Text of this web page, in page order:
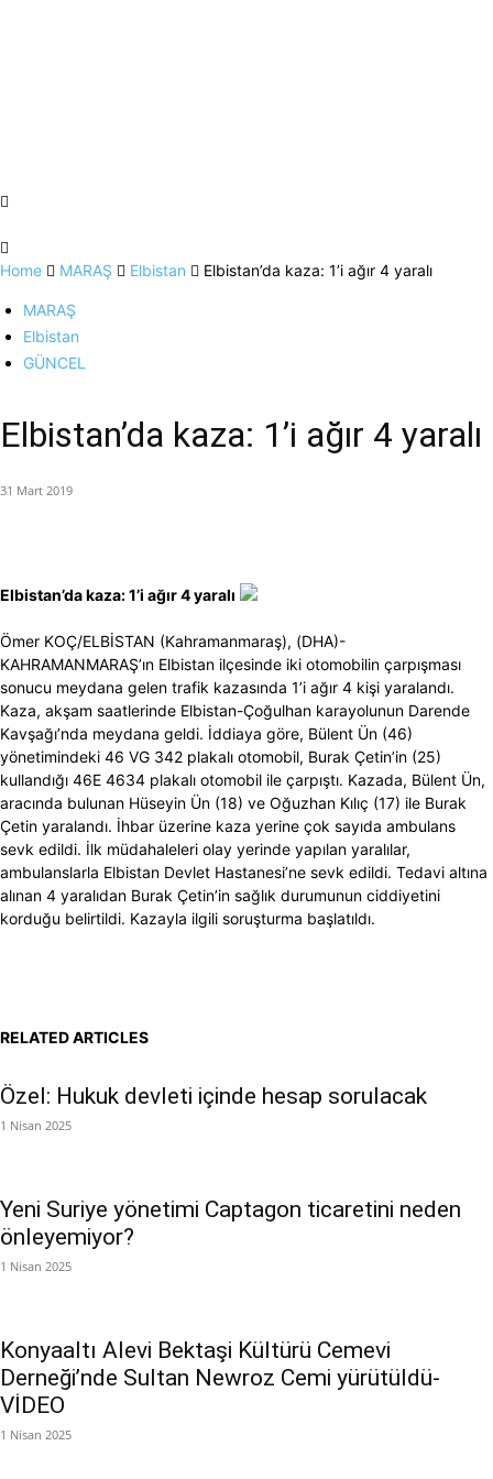
Home MARAŞ Elbistan Elbistan’da kaza: 1’i ağır 4 yaralı
MARAŞ
Elbistan
GÜNCEL
Elbistan’da kaza: 1’i ağır 4 yaralı
31 Mart 2019
Elbistan’da kaza: 1’i ağır 4 yaralı
Ömer KOÇ/ELBİSTAN (Kahramanmaraş), (DHA)-
KAHRAMANMARAŞ’ın Elbistan ilçesinde iki otomobilin çarpışması
sonucu meydana gelen trafik kazasında 1’i ağır 4 kişi yaralandı.
Kaza, akşam saatlerinde Elbistan-Çoğulhan karayolunun Darende
Kavşağı’nda meydana geldi. İddiaya göre, Bülent Ün (46)
yönetimindeki 46 VG 342 plakalı otomobil, Burak Çetin’in (25)
kullandığı 46E 4634 plakalı otomobil ile çarpıştı. Kazada, Bülent Ün,
aracında bulunan Hüseyin Ün (18) ve Oğuzhan Kılıç (17) ile Burak
Çetin yaralandı. İhbar üzerine kaza yerine çok sayıda ambulans
sevk edildi. İlk müdahaleleri olay yerinde yapılan yaralılar,
ambulanslarla Elbistan Devlet Hastanesi’ne sevk edildi. Tedavi altına
alınan 4 yaralıdan Burak Çetin’in sağlık durumunun ciddiyetini
korduğu belirtildi. Kazayla ilgili soruşturma başlatıldı.
RELATED ARTICLES
Özel: Hukuk devleti içinde hesap sorulacak
1 Nisan 2025
Yeni Suriye yönetimi Captagon ticaretini neden
önleyemiyor?
1 Nisan 2025
Konyaaltı Alevi Bektaşi Kültürü Cemevi
Derneği’nde Sultan Newroz Cemi yürütüldü-
VİDEO
1 Nisan 2025